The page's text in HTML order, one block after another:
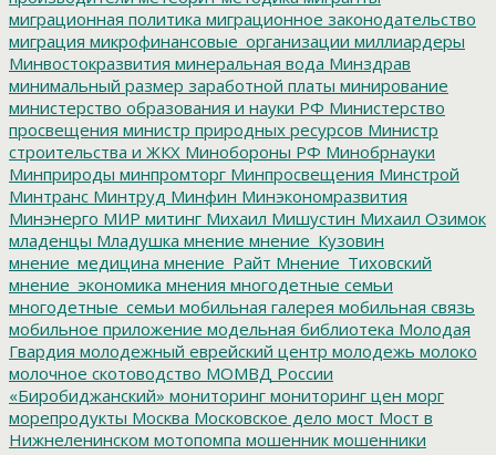
миграционная политика миграционное законодательство
миграция микрофинансовые_организации миллиардеры
Минвостокразвития минеральная вода Минздрав
минимальный размер заработной платы минирование
министерство образования и науки РФ Министерство
просвещения министр природных ресурсов Министр
строительства и ЖКХ Минобороны РФ Минобрнауки
Минприроды минпромторг Минпросвещения Минстрой
Минтранс Минтруд Минфин Минэкономразвития
Минэнерго МИР митинг Михаил Мишустин Михаил Озимок
младенцы Младушка мнение мнение_Кузовин
мнение_медицина мнение_Райт Мнение_Тиховский
мнение_экономика мнения многодетные семьи
многодетные_семьи мобильная галерея мобильная связь
мобильное приложение модельная библиотека Молодая
Гвардия молодежный еврейский центр молодежь молоко
молочное скотоводство МОМВД России
«Биробиджанский» мониторинг мониторинг цен морг
морепродукты Москва Московское дело мост Мост в
Нижнеленинском мотопомпа мошенник мошенники